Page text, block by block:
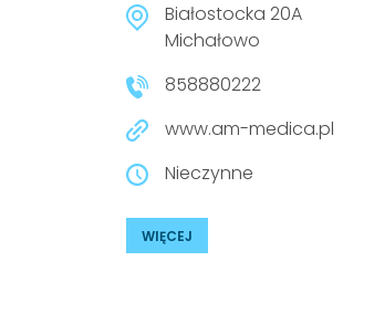
Białostocka 20A
Michałowo
858880222
www.am-medica.pl
Nieczynne
WIĘCEJ